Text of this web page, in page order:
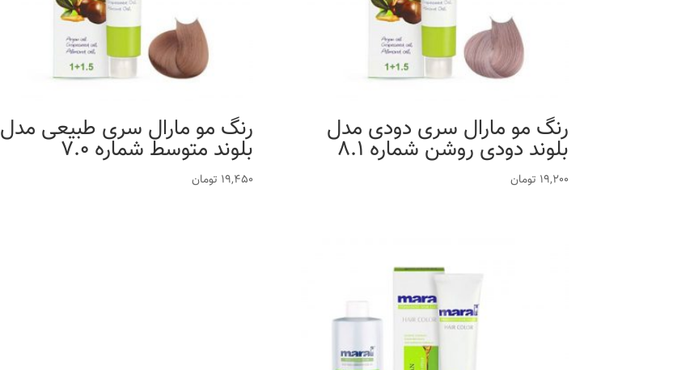
رنگ مو مارال سری دودی مدل
بلوند دودی روشن شماره 8.1
19,200 تومان
رنگ مو مارال سری طبیعی مدل
بلوند متوسط شماره 7.0
19,450 تومان